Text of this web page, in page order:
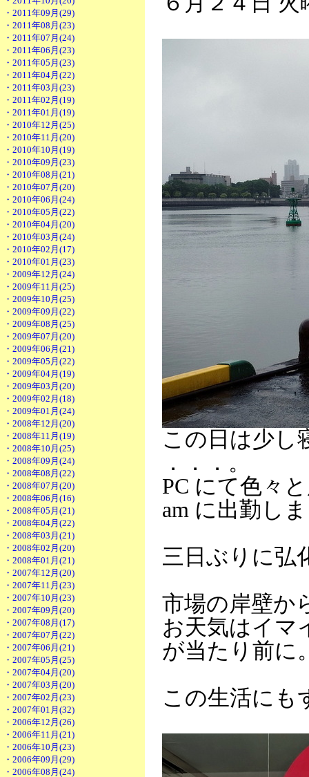
・2011年09月(29)
・2011年08月(23)
・2011年07月(24)
・2011年06月(23)
・2011年05月(23)
・2011年04月(22)
・2011年03月(23)
・2011年02月(19)
・2011年01月(19)
・2010年12月(25)
・2010年11月(20)
・2010年10月(19)
・2010年09月(23)
・2010年08月(21)
・2010年07月(20)
・2010年06月(24)
・2010年05月(22)
・2010年04月(20)
・2010年03月(24)
・2010年02月(17)
・2010年01月(23)
・2009年12月(24)
・2009年11月(25)
・2009年10月(25)
・2009年09月(22)
・2009年08月(25)
・2009年07月(20)
・2009年06月(21)
・2009年05月(22)
・2009年04月(19)
・2009年03月(20)
・2009年02月(18)
・2009年01月(24)
・2008年12月(20)
・2008年11月(19)
・2008年10月(25)
・2008年09月(24)
・2008年08月(22)
・2008年07月(20)
・2008年06月(16)
・2008年05月(21)
・2008年04月(22)
・2008年03月(21)
・2008年02月(20)
・2008年01月(21)
・2007年12月(20)
・2007年11月(23)
・2007年10月(23)
・2007年09月(20)
・2007年08月(17)
・2007年07月(22)
・2007年06月(21)
・2007年05月(25)
・2007年04月(20)
・2007年03月(20)
・2007年02月(23)
・2007年01月(32)
・2006年12月(26)
・2006年11月(21)
・2006年10月(23)
・2006年09月(29)
・2006年08月(24)
この日は少し
．．．。
PC にて色々
am に出勤し
三日ぶりに弘
市場の岸壁か
お天気はイマ
が当たり前に
この生活にも